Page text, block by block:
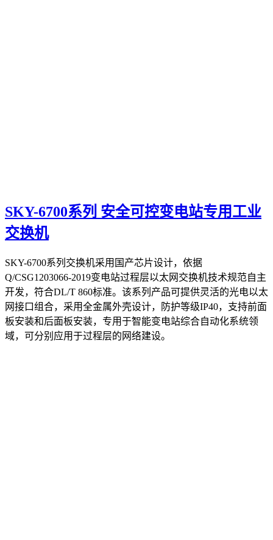
SKY-6700系列 安全可控变电站专用工业
交换机
SKY-6700系列交换机采用国产芯片设计，依据
Q/CSG1203066-2019变电站过程层以太网交换机技术规范自主
开发，符合DL/T 860标准。该系列产品可提供灵活的光电以太
网接口组合，采用全金属外壳设计，防护等级IP40，支持前面
板安装和后面板安装，专用于智能变电站综合自动化系统领
域，可分别应用于过程层的网络建设。